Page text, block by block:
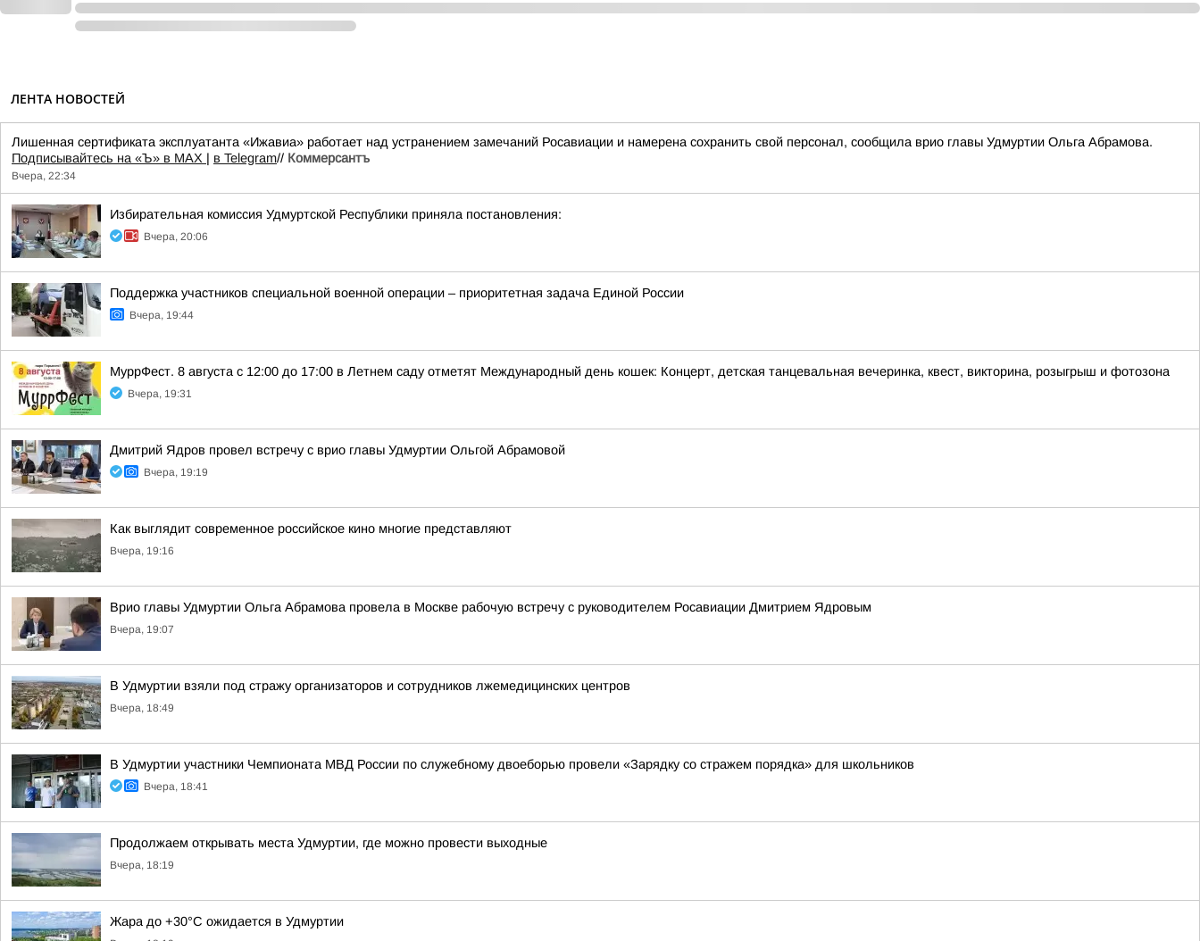
ЛЕНТА НОВОСТЕЙ
Лишенная сертификата эксплуатанта «Ижавиа» работает над устранением замечаний Росавиации и намерена сохранить свой персонал, сообщила врио главы Удмуртии Ольга Абрамова.
Подписывайтесь на «Ъ» в MAX | в Telegram// Коммерсантъ
Вчера, 22:34
Избирательная комиссия Удмуртской Республики приняла постановления:
Вчера, 20:06
Поддержка участников специальной военной операции – приоритетная задача Единой России
Вчера, 19:44
МуррФест. 8 августа с 12:00 до 17:00 в Летнем саду отметят Международный день кошек: Концерт, детская танцевальная вечеринка, квест, викторина, розыгрыш и фотозона
Вчера, 19:31
Дмитрий Ядров провел встречу с врио главы Удмуртии Ольгой Абрамовой
Вчера, 19:19
Как выглядит современное российское кино многие представляют
Вчера, 19:16
Врио главы Удмуртии Ольга Абрамова провела в Москве рабочую встречу с руководителем Росавиации Дмитрием Ядровым
Вчера, 19:07
В Удмуртии взяли под стражу организаторов и сотрудников лжемедицинских центров
Вчера, 18:49
В Удмуртии участники Чемпионата МВД России по служебному двоеборью провели «Зарядку со стражем порядка» для школьников
Вчера, 18:41
Продолжаем открывать места Удмуртии, где можно провести выходные
Вчера, 18:19
Жара до +30°С ожидается в Удмуртии